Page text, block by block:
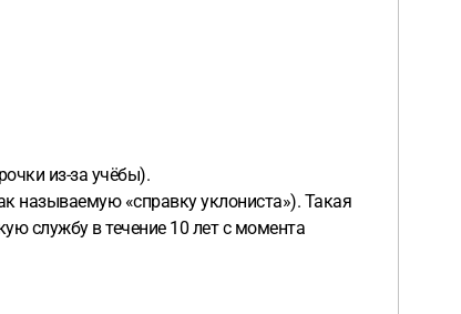
из-за учёбы).
называемую «справку уклониста»). Такая
службу в течение 10 лет с момента